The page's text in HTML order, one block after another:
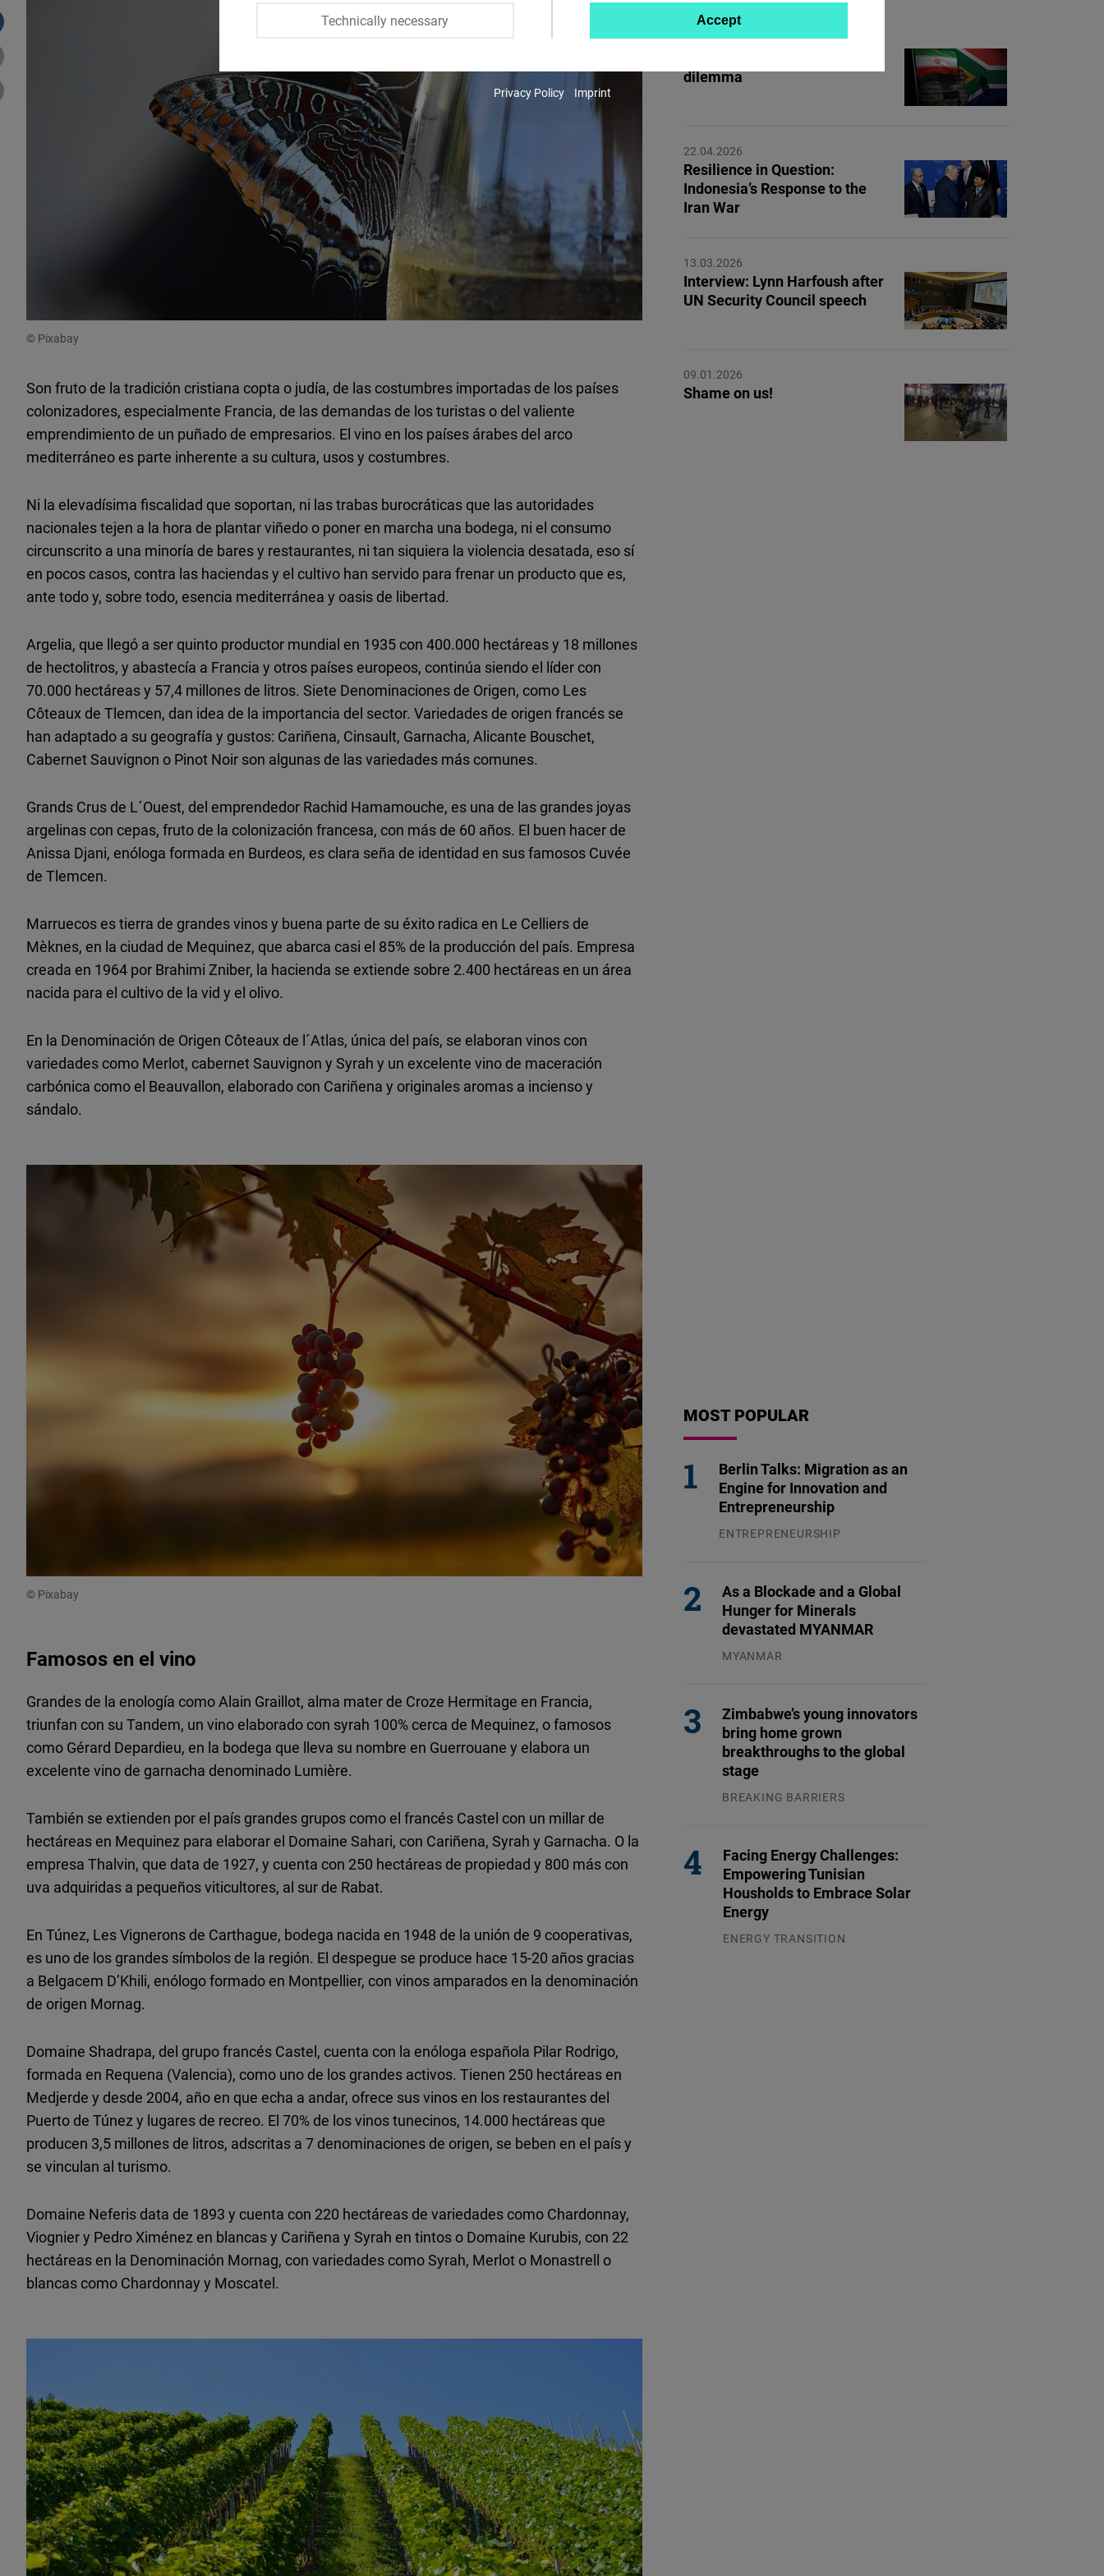
© Pixabay
Son fruto de la tradición cristiana copta o judía, de las costumbres importadas de los países
colonizadores, especialmente Francia, de las demandas de los turistas o del valiente
emprendimiento de un puñado de empresarios. El vino en los países árabes del arco
mediterráneo es parte inherente a su cultura, usos y costumbres.
Ni la elevadísima fiscalidad que soportan, ni las trabas burocráticas que las autoridades
nacionales tejen a la hora de plantar viñedo o poner en marcha una bodega, ni el consumo
circunscrito a una minoría de bares y restaurantes, ni tan siquiera la violencia desatada, eso sí
en pocos casos, contra las haciendas y el cultivo han servido para frenar un producto que es,
ante todo y, sobre todo, esencia mediterránea y oasis de libertad.
Argelia, que llegó a ser quinto productor mundial en 1935 con 400.000 hectáreas y 18 millones
de hectolitros, y abastecía a Francia y otros países europeos, continúa siendo el líder con
70.000 hectáreas y 57,4 millones de litros. Siete Denominaciones de Origen, como Les
Côteaux de Tlemcen, dan idea de la importancia del sector. Variedades de origen francés se
han adaptado a su geografía y gustos: Cariñena, Cinsault, Garnacha, Alicante Bouschet,
Cabernet Sauvignon o Pinot Noir son algunas de las variedades más comunes.
Grands Crus de L´Ouest, del emprendedor Rachid Hamamouche, es una de las grandes joyas
argelinas con cepas, fruto de la colonización francesa, con más de 60 años. El buen hacer de
Anissa Djani, enóloga formada en Burdeos, es clara seña de identidad en sus famosos Cuvée
de Tlemcen.
Marruecos es tierra de grandes vinos y buena parte de su éxito radica en Le Celliers de
Mèknes, en la ciudad de Mequinez, que abarca casi el 85% de la producción del país. Empresa
creada en 1964 por Brahimi Zniber, la hacienda se extiende sobre 2.400 hectáreas en un área
nacida para el cultivo de la vid y el olivo.
En la Denominación de Origen Côteaux de l´Atlas, única del país, se elaboran vinos con
variedades como Merlot, cabernet Sauvignon y Syrah y un excelente vino de maceración
carbónica como el Beauvallon, elaborado con Cariñena y originales aromas a incienso y
sándalo.
© Pixabay
Famosos en el vino
Grandes de la enología como Alain Graillot, alma mater de Croze Hermitage en Francia,
triunfan con su Tandem, un vino elaborado con syrah 100% cerca de Mequinez, o famosos
como Gérard Depardieu, en la bodega que lleva su nombre en Guerrouane y elabora un
excelente vino de garnacha denominado Lumière.
También se extienden por el país grandes grupos como el francés Castel con un millar de
hectáreas en Mequinez para elaborar el Domaine Sahari, con Cariñena, Syrah y Garnacha. O la
empresa Thalvin, que data de 1927, y cuenta con 250 hectáreas de propiedad y 800 más con
uva adquiridas a pequeños viticultores, al sur de Rabat.
En Túnez, Les Vignerons de Carthague, bodega nacida en 1948 de la unión de 9 cooperativas,
es uno de los grandes símbolos de la región. El despegue se produce hace 15-20 años gracias
a Belgacem D’Khili, enólogo formado en Montpellier, con vinos amparados en la denominación
de origen Mornag.
Domaine Shadrapa, del grupo francés Castel, cuenta con la enóloga española Pilar Rodrigo,
formada en Requena (Valencia), como uno de los grandes activos. Tienen 250 hectáreas en
Medjerde y desde 2004, año en que echa a andar, ofrece sus vinos en los restaurantes del
Puerto de Túnez y lugares de recreo. El 70% de los vinos tunecinos, 14.000 hectáreas que
producen 3,5 millones de litros, adscritas a 7 denominaciones de origen, se beben en el país y
se vinculan al turismo.
Domaine Neferis data de 1893 y cuenta con 220 hectáreas de variedades como Chardonnay,
Viognier y Pedro Ximénez en blancas y Cariñena y Syrah en tintos o Domaine Kurubis, con 22
hectáreas en la Denominación Mornag, con variedades como Syrah, Merlot o Monastrell o
blancas como Chardonnay y Moscatel.
05.05.2026
dilemma
22.04.2026
Resilience in Question:
Indonesia’s Response to the
Iran War
13.03.2026
Interview: Lynn Harfoush after
UN Security Council speech
09.01.2026
Shame on us!
MOST POPULAR
Berlin Talks: Migration as an
Engine for Innovation and
Entrepreneurship
ENTREPRENEURSHIP
As a Blockade and a Global
Hunger for Minerals
devastated MYANMAR
MYANMAR
Zimbabwe’s young innovators
bring home grown
breakthroughs to the global
stage
BREAKING BARRIERS
Facing Energy Challenges:
Empowering Tunisian
Housholds to Embrace Solar
Energy
ENERGY TRANSITION
Technically necessary
Instagram
Youtube
Embed
Google
Maps
Embed
Flickr
Podigee
Embed
D.Vinci
Typeform
Embed
Accept
Privacy Policy Imprint